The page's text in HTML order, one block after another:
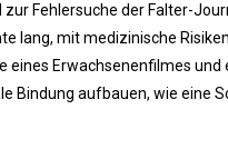
Fehlersuche der Falter-
lang, mit medizinische
eines Erwachsenenfilmes
Bindung aufbauen, wie eine